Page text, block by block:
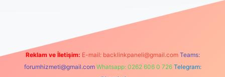
betexper yeni giriş
Reklam ve İletişim: E-mail: backlinkpaneli@gmail.com Teams:
forumhizmeti@gmail.com Whatsapp: 0262 606 0 726 Telegram: